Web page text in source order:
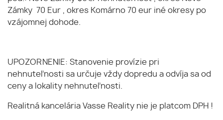
Zámky 70 Eur , okres Komárno 70 eur iné okresy po
vzájomnej dohode.
UPOZORNENIE: Stanovenie provízie pri
nehnuteľnosti sa určuje vždy dopredu a odvíja sa od
ceny a lokality nehnuteľnosti.
Realitná kancelária Vasse Reality nie je platcom DPH !